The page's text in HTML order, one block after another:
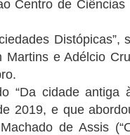
Centro de
e Adélcio
“Da cidade antiga
2019, e que
de Assis